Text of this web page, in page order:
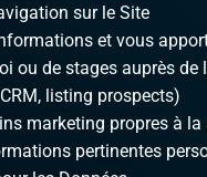
sur le Site
et vous
ou de stages auprès de
listing prospects)
marketing propres à la
pertinentes